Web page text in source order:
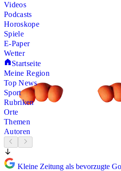
Videos
Podcasts
Horoskope
Spiele
E-Paper
Wetter
Startseite
Meine Region
Top News
Sport
Rubriken
Orte
Themen
Autoren
Kleine Zeitung als bevorzugte